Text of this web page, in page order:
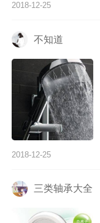
2018-12-25
不知道
2018-12-25
三类轴承大全